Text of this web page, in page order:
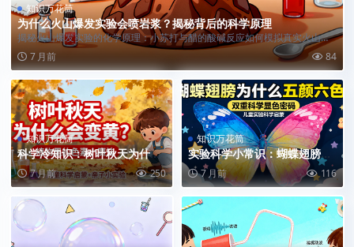
知识万花筒
为什么火山爆发实验会喷岩浆？揭秘背后的科学原理
揭秘火山爆发实验的化学原理：小苏打与醋的酸碱反应如何模拟真实火山喷
发，让孩子爱上...
7 月前 84
知识万花筒
科学冷知识：树叶秋天为什么
会变黄？
7 月前 250
知识万花筒
实验科学小常识：蝴蝶翅膀为
什么五颜六色？
7 月前 116